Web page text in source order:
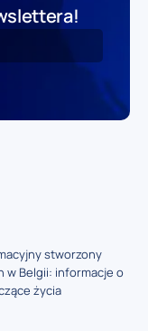
stworzony
w Belgii: informacje o
życia